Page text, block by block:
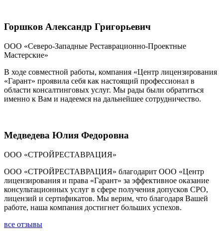
Горшков Александр Григорьевич
ООО «Северо-Западные Реставрационно-Проектные
Мастерские»
В ходе совместной работы, компания «Центр лицензирования
«Гарант» проявила себя как настоящий профессионал в
области консалтинговых услуг. Мы рады были обратиться
именно к Вам и надеемся на дальнейшее сотрудничество.
Медведева Юлия Федоровна
ООО «СТРОЙРЕСТАВРАЦИЯ»
ООО «СТРОЙРЕСТАВРАЦИЯ» благодарит ООО «Центр
лицензирования и права «Гарант» за эффективное оказание
консультационных услуг в сфере получения допусков СРО,
лицензий и сертификатов. Мы верим, что благодаря Вашей
работе, наша компания достигнет больших успехов.
все отзывы